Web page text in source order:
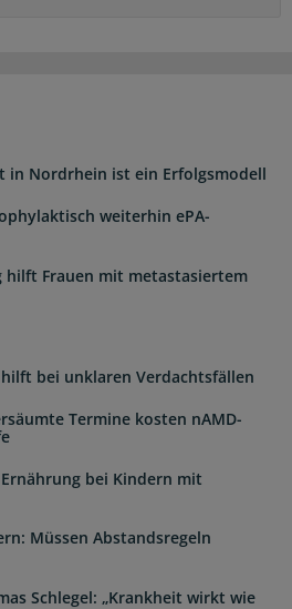
in Nordrhein ist ein Erfolgsmodell
weiterhin ePA-
Frauen mit metastasiertem
hilft bei unklaren Verdachtsfällen
Termine kosten nAMD-
bei Kindern mit
Müssen Abstandsregeln
Schlegel: „Krankheit wirkt wie